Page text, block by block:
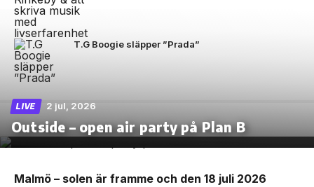
T.G Boogie släpper ”Prada”
LIVE 2 jul, 2026
Outside – open air party på Plan B
Malmö – solen är framme och den 18 juli 2026